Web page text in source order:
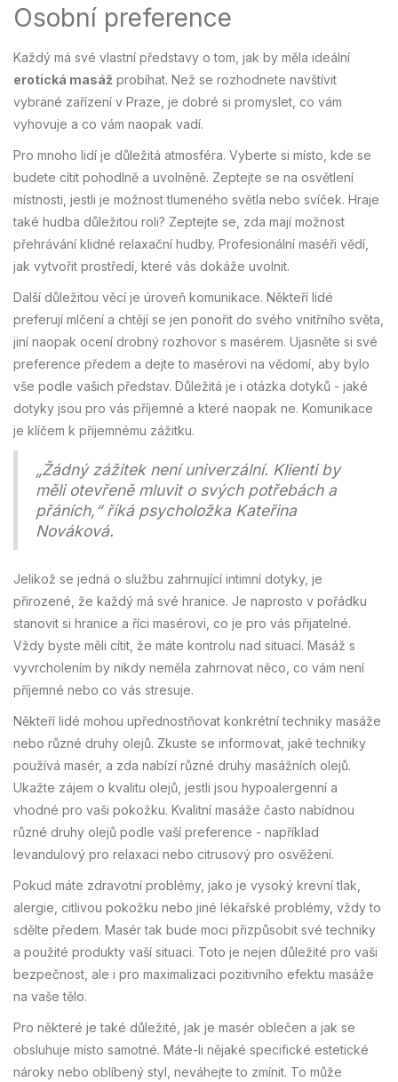
Osobní preference
Každý má své vlastní představy o tom, jak by měla ideální
erotická masáž probíhat. Než se rozhodnete navštívit
vybrané zařízení v Praze, je dobré si promyslet, co vám
vyhovuje a co vám naopak vadí.
Pro mnoho lidí je důležitá atmosféra. Vyberte si místo, kde se
budete cítit pohodlně a uvolněně. Zeptejte se na osvětlení
místnosti, jestli je možnost tlumeného světla nebo svíček. Hraje
také hudba důležitou roli? Zeptejte se, zda mají možnost
přehrávání klidné relaxační hudby. Profesionální maséři vědí,
jak vytvořit prostředí, které vás dokáže uvolnit.
Další důležitou věcí je úroveň komunikace. Někteří lidé
preferují mlčení a chtějí se jen ponořit do svého vnitřního světa,
jiní naopak ocení drobný rozhovor s masérem. Ujasněte si své
preference předem a dejte to masérovi na vědomí, aby bylo
vše podle vašich představ. Důležitá je i otázka dotyků - jaké
dotyky jsou pro vás příjemné a které naopak ne. Komunikace
je klíčem k příjemnému zážitku.
„Žádný zážitek není univerzální. Klienti by
měli otevřeně mluvit o svých potřebách a
přáních,“ říká psycholožka Kateřina
Nováková.
Jelikož se jedná o službu zahrnující intimní dotyky, je
přirozené, že každý má své hranice. Je naprosto v pořádku
stanovit si hranice a říci masérovi, co je pro vás přijatelné.
Vždy byste měli cítit, že máte kontrolu nad situací. Masáž s
vyvrcholením by nikdy neměla zahrnovat něco, co vám není
příjemné nebo co vás stresuje.
Někteří lidé mohou upřednostňovat konkrétní techniky masáže
nebo různé druhy olejů. Zkuste se informovat, jaké techniky
používá masér, a zda nabízí různé druhy masážních olejů.
Ukažte zájem o kvalitu olejů, jestli jsou hypoalergenní a
vhodné pro vaši pokožku. Kvalitní masáže často nabídnou
různé druhy olejů podle vaší preference - například
levandulový pro relaxaci nebo citrusový pro osvěžení.
Pokud máte zdravotní problémy, jako je vysoký krevní tlak,
alergie, citlivou pokožku nebo jiné lékařské problémy, vždy to
sdělte předem. Masér tak bude moci přizpůsobit své techniky
a použité produkty vaší situaci. Toto je nejen důležité pro vaši
bezpečnost, ale i pro maximalizaci pozitivního efektu masáže
na vaše tělo.
Pro některé je také důležité, jak je masér oblečen a jak se
obsluhuje místo samotné. Máte-li nějaké specifické estetické
nároky nebo oblíbený styl, neváhejte to zmínit. To může